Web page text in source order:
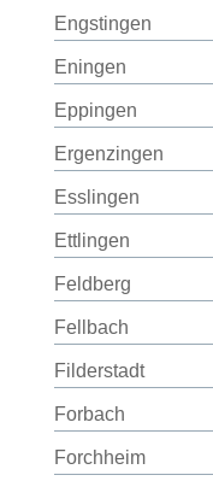
Engstingen
Eningen
Eppingen
Ergenzingen
Esslingen
Ettlingen
Feldberg
Fellbach
Filderstadt
Forbach
Forchheim